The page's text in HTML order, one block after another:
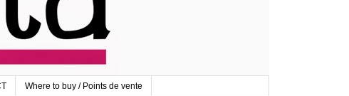
Where to buy / Points de vente